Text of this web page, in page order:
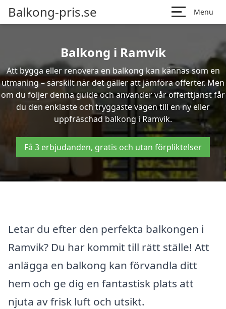
Balkong-pris.se Menu
Balkong i Ramvik
Att bygga eller renovera en balkong kan kännas som en
utmaning – särskilt när det gäller att jämföra offerter. Men
om du följer denna guide och använder vår offerttjänst får
du den enklaste och tryggaste vägen till en ny eller
uppfräschad balkong i Ramvik.
Få 3 erbjudanden, gratis och utan förpliktelser
Letar du efter den perfekta balkongen i
Ramvik? Du har kommit till rätt ställe! Att
anlägga en balkong kan förvandla ditt
hem och ge dig en fantastisk plats att
njuta av frisk luft och utsikt.